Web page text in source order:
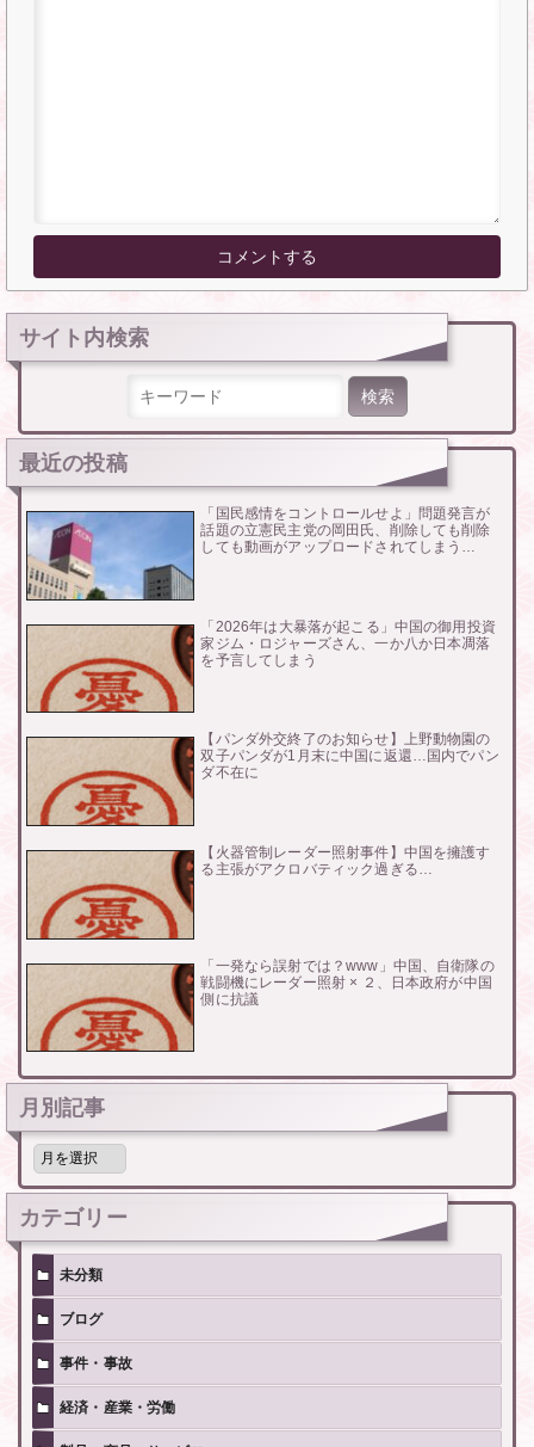
サイト内検索
最近の投稿
「国民感情をコントロールせよ」問題発言が
話題の立憲民主党の岡田氏、削除しても削除
しても動画がアップロードされてしまう…
「2026年は大暴落が起こる」中国の御用投資
家ジム・ロジャーズさん、一か八か日本凋落
を予言してしまう
【パンダ外交終了のお知らせ】上野動物園の
双子パンダが1月末に中国に返還…国内でパン
ダ不在に
【火器管制レーダー照射事件】中国を擁護す
る主張がアクロバティック過ぎる…
「一発なら誤射では？www」中国、自衛隊の
戦闘機にレーダー照射 × ２、日本政府が中国
側に抗議
月別記事
月
記
事
カテゴリー
未分類
ブログ
事件・事故
経済・産業・労働